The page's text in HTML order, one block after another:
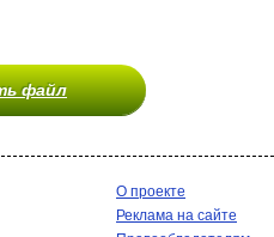
файл
О проекте
Реклама на сайте